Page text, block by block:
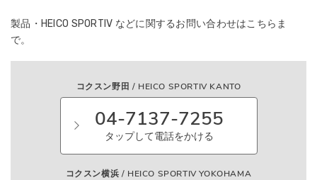
製品・HEICO SPORTIV などに関するお問い合わせはこちらま
で。
コクスン野田 / HEICO SPORTIV KANTO
04-7137-7255
タップして電話をかける
コクスン横浜 / HEICO SPORTIV YOKOHAMA